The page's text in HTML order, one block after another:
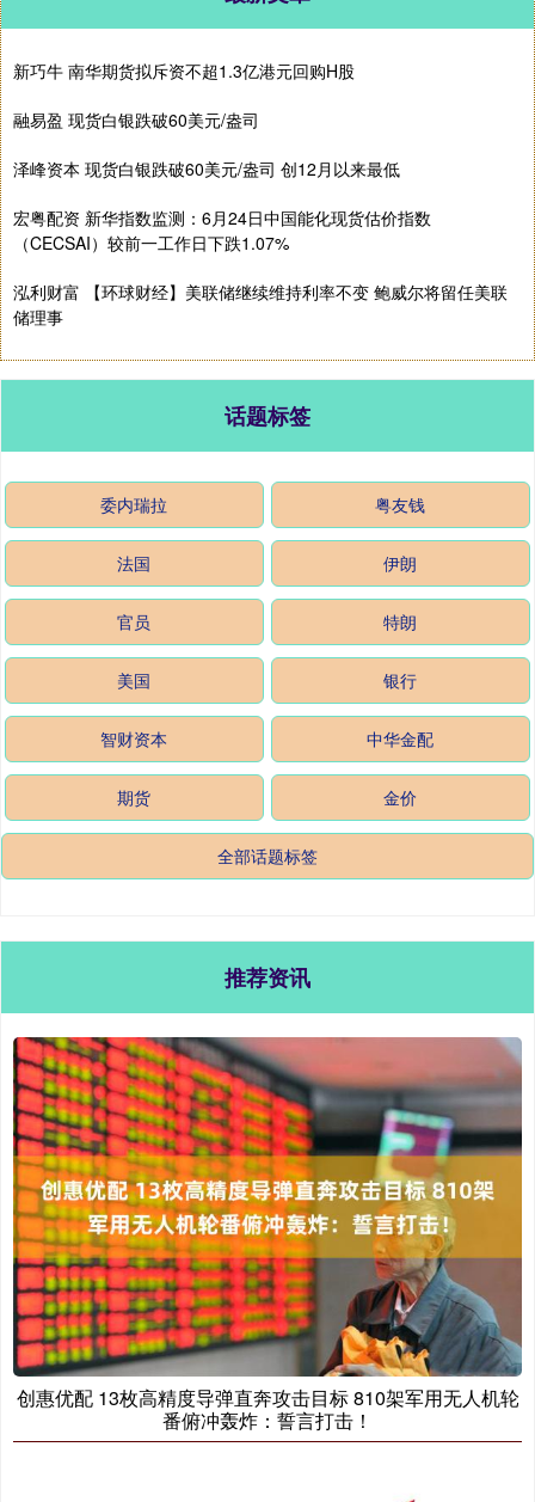
新巧牛 南华期货拟斥资不超1.3亿港元回购H股
融易盈 现货白银跌破60美元/盎司
泽峰资本 现货白银跌破60美元/盎司 创12月以来最低
宏粤配资 新华指数监测：6月24日中国能化现货估价指数
（CECSAI）较前一工作日下跌1.07%
泓利财富 【环球财经】美联储继续维持利率不变 鲍威尔将留任美联
储理事
话题标签
委内瑞拉 粤友钱
法国 伊朗
官员 特朗
美国 银行
智财资本 中华金配
期货 金价
全部话题标签
推荐资讯
创惠优配 13枚高精度导弹直奔攻击目标 810架军用无人机轮
番俯冲轰炸：誓言打击！